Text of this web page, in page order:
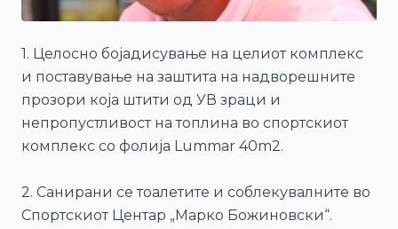
1. Целосно бојадисување на целиот комплекс
и поставување на заштита на надворешните
прозори која штити од УВ зраци и
непропустливост на топлина во спортскиот
комплекс со фолија Lummar 40m2.
2. Санирани се тоалетите и соблекувалните во
Спортскиот Центар „Марко Божиновски“.